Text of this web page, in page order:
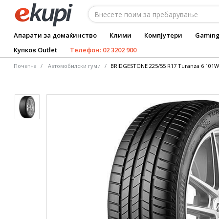
Апарати за домаќинство Клими Компјутери
Купков Outlet
Телефон: 02 3202 900
Почетна Автомобилски гуми BRIDGESTONE 225/55 R17 Turanza 6